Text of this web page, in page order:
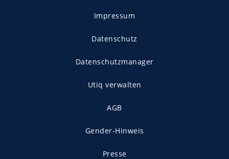
Impressum
Datenschutz
Datenschutzmanager
Utiq verwalten
AGB
Gender-Hinweis
Presse